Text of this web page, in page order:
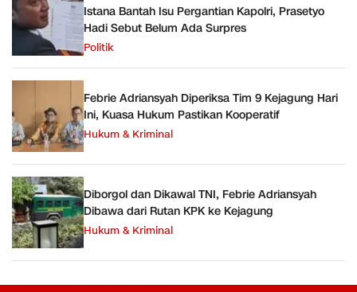
Istana Bantah Isu Pergantian Kapolri, Prasetyo
Hadi Sebut Belum Ada Surpres
Politik
Febrie Adriansyah Diperiksa Tim 9 Kejagung Hari
Ini, Kuasa Hukum Pastikan Kooperatif
Hukum & Kriminal
Diborgol dan Dikawal TNI, Febrie Adriansyah
Dibawa dari Rutan KPK ke Kejagung
Hukum & Kriminal